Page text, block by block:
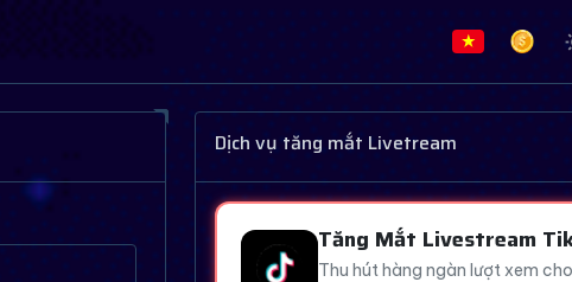
Dịch vụ tăng mắt Livetream
Tăng Mắt Livestream
Thu hút hàng ngàn lượt xem